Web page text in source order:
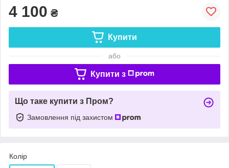
4 100 ₴
Купити
або
Купити з
Що таке купити з Пром?
Замовлення під захистом
Колір